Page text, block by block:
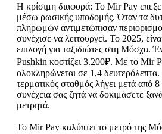
Η κρίσιμη διαφορά: Το Mir Pay
μέσω ρωσικής υποδομής. Όταν τα
πληρωμών αντιμετώπισαν
συνέχισε να λειτουργεί. Το 2025,
επιλογή για ταξιδιώτες στη Μόσχα.
Pushkin κοστίζει 3.200₽. Με το Mir
ολοκληρώνεται σε 1,4
τερματικός σταθμός λήγει μετά από
συνέχεια σας ζητά να δοκιμάσετε
μετρητά.
Το Mir Pay καλύπτει το μετρό της